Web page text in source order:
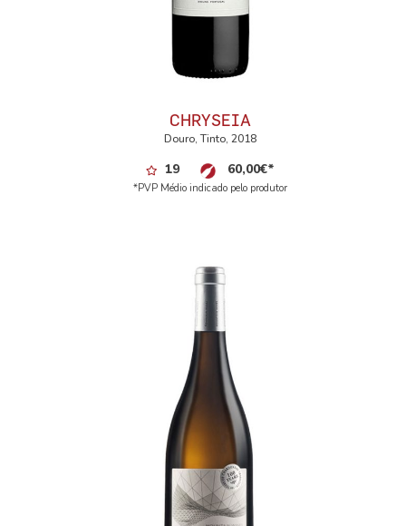
CHRYSEIA
Douro, Tinto, 2018
19 60,00€*
*PVP Médio indicado pelo produtor